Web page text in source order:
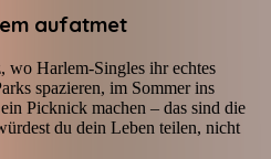
aufatmet
wo Harlem-Singles ihr echtes
spazieren, im Sommer ins
Picknick machen – das sind die
du dein Leben teilen, nicht